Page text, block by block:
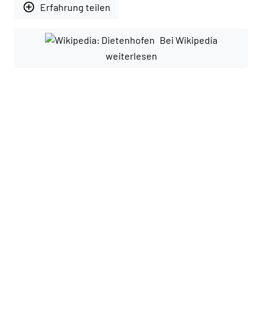
add_circle_outline Erfahrung teilen
Bei Wikipedia
weiterlesen